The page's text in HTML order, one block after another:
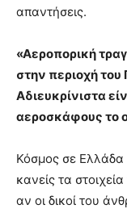
απαντήσεις.
«Αεροπορική
στην περιοχή
Αδιευκρίνιστα
αεροσκάφους το
Κόσμος σε Ελλάδα
κανείς τα
αν οι δικοί του